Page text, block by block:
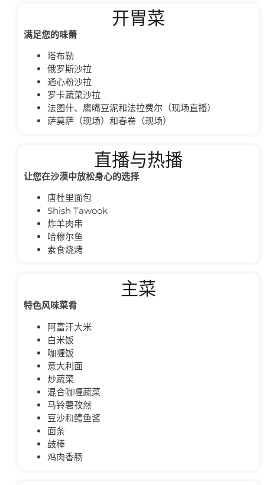
开胃菜
满足您的味蕾
塔布勒
俄罗斯沙拉
通心粉沙拉
罗卡蔬菜沙拉
法图什、鹰嘴豆泥和法拉费尔（现场直播）
萨莫萨（现场）和春卷（现场）
直播与热播
让您在沙漠中放松身心的选择
唐杜里面包
Shish Tawook
炸羊肉串
哈穆尔鱼
素食烧烤
主菜
特色风味菜肴
阿富汗大米
白米饭
咖喱饭
意大利面
炒蔬菜
混合咖喱蔬菜
马铃薯孜然
豆沙和鳢鱼酱
面条
鼓棒
鸡肉香肠